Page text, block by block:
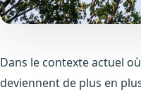
Dans le contexte actuel
deviennent de plus en